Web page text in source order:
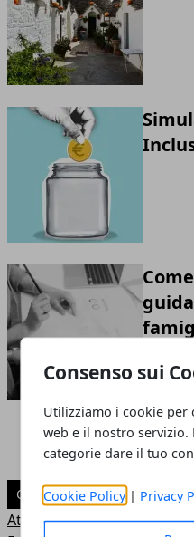
Consenso sui
Utilizziamo i cookie
web e il nostro servizio.
categorie dare il tuo
Cookie Policy | Privacy
CATEGORIE
Attualità